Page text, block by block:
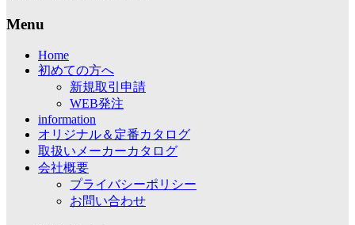
Menu
Home
初めての方へ
新規取引申請
WEB発注
information
オリジナル＆定番カタログ
取扱いメーカーカタログ
会社概要
プライバシーポリシー
お問い合わせ